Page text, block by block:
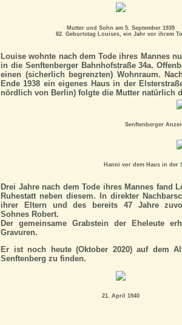
Mutter und Sohn am 5. September 1939
82. Geburtstag Louises, ein Jahr vor ihrem
Louise wohnte nach dem Tode ihres Mannes
in die Senftenberger Bahnhofstraße 34a.
einen (sicherlich begrenzten) Wohnraum.
Ende 1938 ein eigenes Haus in der
nördlich von Berlin) folgte die Mutter natürlich
Senftenberger
Hanni vor dem Haus in der
Drei Jahre nach dem Tode ihres Mannes fand
Ruhestatt neben diesem. In direkter
ihrer Eltern und des bereits 47 Jahre
Sohnes Robert.
Der gemeinsame Grabstein der Eheleute
Gravuren.
Er ist noch heute (Oktober 2020) auf dem
Senftenberg zu finden.
21. April 1940